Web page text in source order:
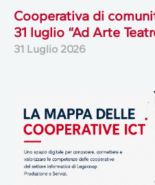
Cooperativa di
31 luglio “Ad Arte
31 Luglio 2026